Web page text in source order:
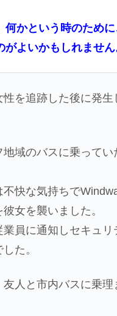
かという時のため
よいかもしれません
を追跡した後に発
域のバスに乗ってい
快な気持ちで
女を襲いました。
員に通知しセキュリ
た。
人と市内バスに乗